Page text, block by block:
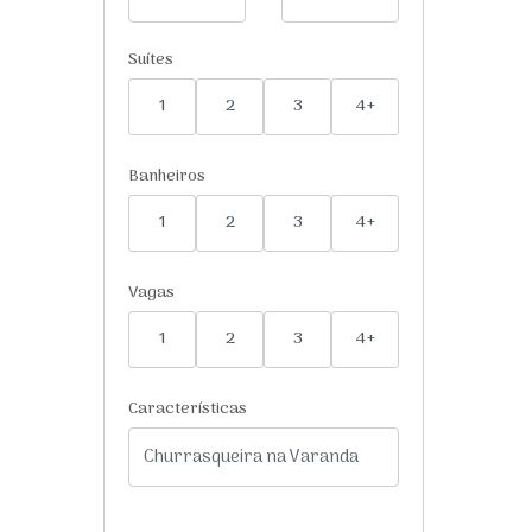
Suítes
1
2 3 4+
Banheiros
1
2 3 4+
Vagas
1
2 3 4+
Características